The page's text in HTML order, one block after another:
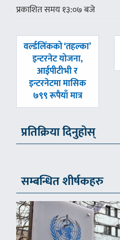
प्रकाशित समय १३:०७ बजे
पछिल्लाे
वर्ल्डलिंकको ‘तहल्का’
इन्टरनेट योजना,
आईपीटीभी र
इन्टरनेटमा मासिक
७९९ रूपैयाँ मात्र
प्रतिक्रिया दिनुहोस्
सम्बन्धित शीर्षकहरु